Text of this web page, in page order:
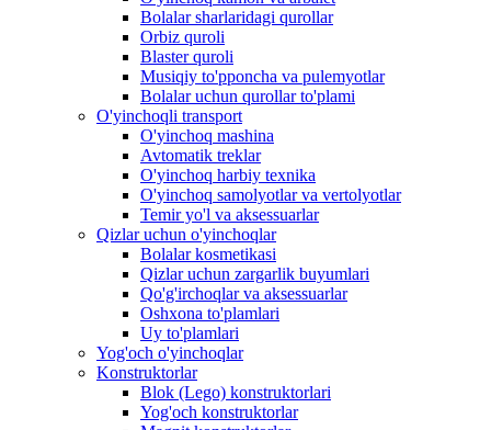
Bolalar sharlaridagi qurollar
Orbiz quroli
Blaster quroli
Musiqiy to'pponcha va pulemyotlar
Bolalar uchun qurollar to'plami
O'yinchoqli transport
O'yinchoq mashina
Avtomatik treklar
O'yinchoq harbiy texnika
O'yinchoq samolyotlar va vertolyotlar
Temir yo'l va aksessuarlar
Qizlar uchun o'yinchoqlar
Bolalar kosmetikasi
Qizlar uchun zargarlik buyumlari
Qo'g'irchoqlar va aksessuarlar
Oshxona to'plamlari
Uy to'plamlari
Yog'och o'yinchoqlar
Konstruktorlar
Blok (Lego) konstruktorlari
Yog'och konstruktorlar